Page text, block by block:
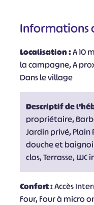
Informations
Localisation :A 10
la campagne, A
Dans le village
Descriptif de
propriétaire,
Jardin privé, Plain
douche et
clos, Terrasse,
Confort :Accès
Four, Four à micro